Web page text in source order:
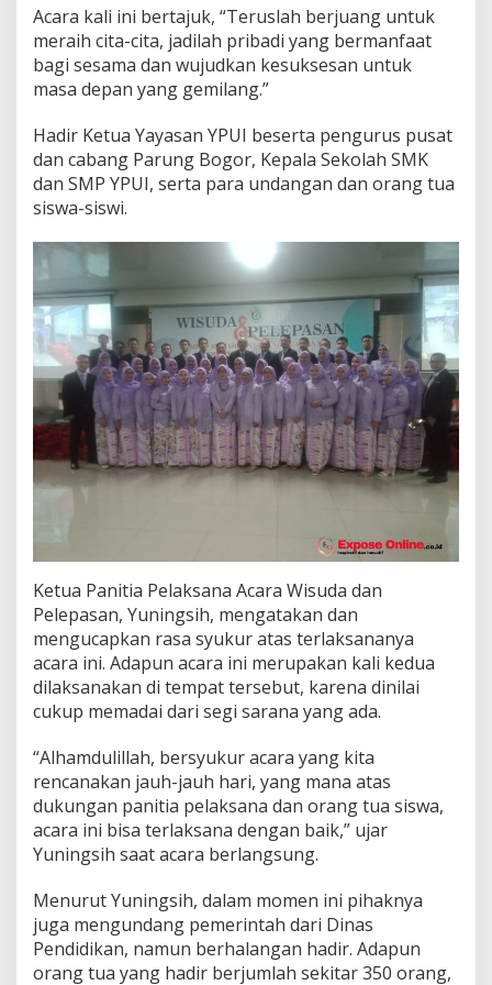
Acara kali ini bertajuk, “Teruslah berjuang untuk
meraih cita-cita, jadilah pribadi yang bermanfaat
bagi sesama dan wujudkan kesuksesan untuk
masa depan yang gemilang.”
Hadir Ketua Yayasan YPUI beserta pengurus pusat
dan cabang Parung Bogor, Kepala Sekolah SMK
dan SMP YPUI, serta para undangan dan orang tua
siswa-siswi.
Ketua Panitia Pelaksana Acara Wisuda dan
Pelepasan, Yuningsih, mengatakan dan
mengucapkan rasa syukur atas terlaksananya
acara ini. Adapun acara ini merupakan kali kedua
dilaksanakan di tempat tersebut, karena dinilai
cukup memadai dari segi sarana yang ada.
“Alhamdulillah, bersyukur acara yang kita
rencanakan jauh-jauh hari, yang mana atas
dukungan panitia pelaksana dan orang tua siswa,
acara ini bisa terlaksana dengan baik,” ujar
Yuningsih saat acara berlangsung.
Menurut Yuningsih, dalam momen ini pihaknya
juga mengundang pemerintah dari Dinas
Pendidikan, namun berhalangan hadir. Adapun
orang tua yang hadir berjumlah sekitar 350 orang,